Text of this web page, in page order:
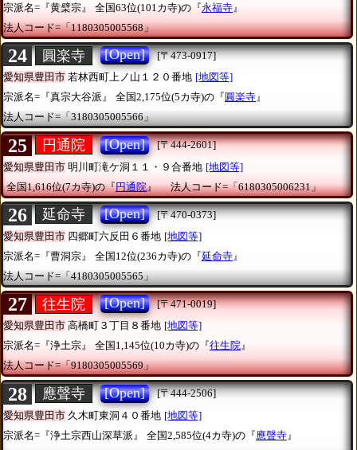
宗派名=『黄檗宗』
全国63位(101カ寺)の『永福寺 』
法人コード=「1180305005568」
24 圓楽寺 [Open]
[〒473-0917]
愛知県豊田市 若林西町上ノ山１２０番地 [地図等]
宗派名=『真宗大谷派』
全国2,175位(5カ寺)の『 圓楽寺』
法人コード=「3180305005566」
25 円通院 [Open]
[〒444-2601]
愛知県豊田市 明川町滝ケ洞１１・９合番地 [地図等]
全国1,616位(7カ寺)の『円通院』 法人コード=「6180305006231」
26 延命寺 [Open]
[〒470-0373]
愛知県豊田市 四郷町六反田６番地 [地図等]
宗派名=『曹洞宗』
全国12位(236カ寺)の『延命寺 』
法人コード=「4180305005565」
27 往生院 [Open]
[〒471-0019]
愛知県豊田市 高橋町３丁目８番地 [地図等]
宗派名=『浄土宗』
全国1,145位(10カ寺)の『往生院』
法人コード=「9180305005569」
28 應聲寺 [Open]
[〒444-2506]
愛知県豊田市 久木町東洞４０番地 [地図等]
宗派名=『浄土宗西山深草派』
全国2,585位(4カ寺)の『應聲寺 』